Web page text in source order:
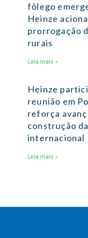
fôlego
Heinze
prorrogação
rurais
Leia mais »
Heinze
reunião em
reforça
construção
internacional
Leia mais »